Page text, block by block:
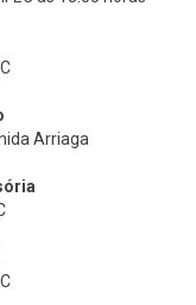
Arriaga